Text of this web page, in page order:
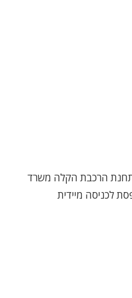
הרכבת הקלה משרד